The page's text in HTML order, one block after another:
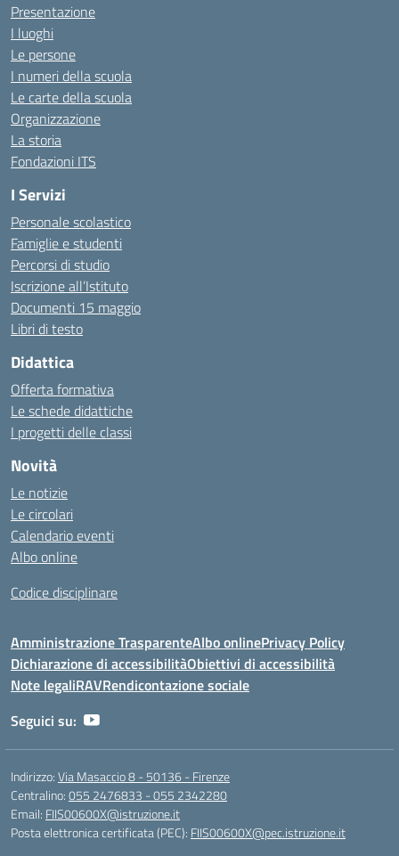
Presentazione
I luoghi
Le persone
I numeri della scuola
Le carte della scuola
Organizzazione
La storia
Fondazioni ITS
I Servizi
Personale scolastico
Famiglie e studenti
Percorsi di studio
Iscrizione all’Istituto
Documenti 15 maggio
Libri di testo
Didattica
Offerta formativa
Le schede didattiche
I progetti delle classi
Novità
Le notizie
Le circolari
Calendario eventi
Albo online
Codice disciplinare
Amministrazione TrasparenteAlbo onlinePrivacy Policy
Dichiarazione di accessibilitàObiettivi di accessibilità
Note legaliRAVRendicontazione sociale
Seguici su:
Indirizzo:Via Masaccio 8 - 50136 - Firenze
Centralino:055 2476833 - 055 2342280
Email: FIIS00600X@istruzione.it
Posta elettronica certificata (PEC): FIIS00600X@pec.istruzione.it